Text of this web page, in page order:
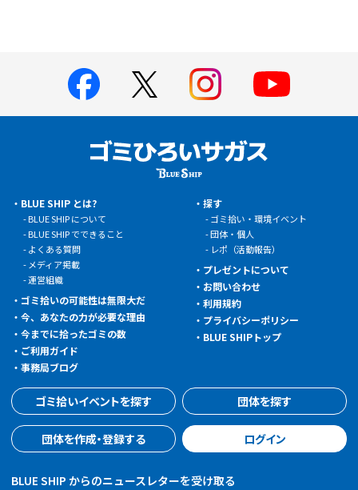
BLUE SHIP とは?
BLUE SHIP について
BLUE SHIP でできること
よくある質問
メディア掲載
運営組織
ゴミ拾いの可能性は無限大だ
今、あなたの力が必要な理由
今までに拾ったゴミの数
ご利用ガイド
事務局ブログ
探す
ゴミ拾い・環境イベント
団体・個人
レポ（活動報告）
プレゼントについて
お問い合わせ
利用規約
プライバシーポリシー
BLUE SHIPトップ
ゴミ拾いイベントを探す 団体を探す
団体を作成・登録する ログイン
BLUE SHIP からのニュースレターを受け取る